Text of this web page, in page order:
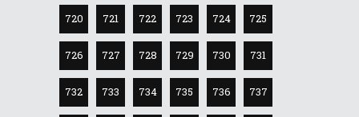
720 721 722 723 724 725
726 727 728 729 730 731
732 733 734 735 736 737